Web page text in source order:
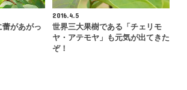
蕾があがっ
2016.4.5
世界三大果樹である「チェリモ
ヤ・アテモヤ」も元気が出てきた
ぞ！